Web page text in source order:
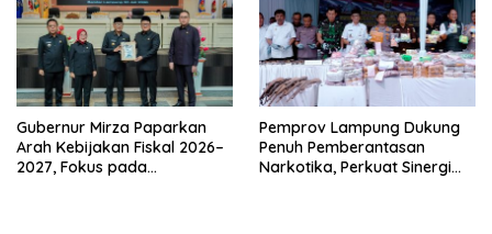
Gubernur Mirza Paparkan
Arah Kebijakan Fiskal 2026–
2027, Fokus pada
Pemprov Lampung Dukung
Penuh Pemberantasan
Narkotika, Perkuat Sinergi